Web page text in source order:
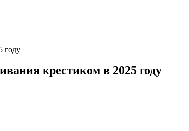
году
крестиком в 2025 году